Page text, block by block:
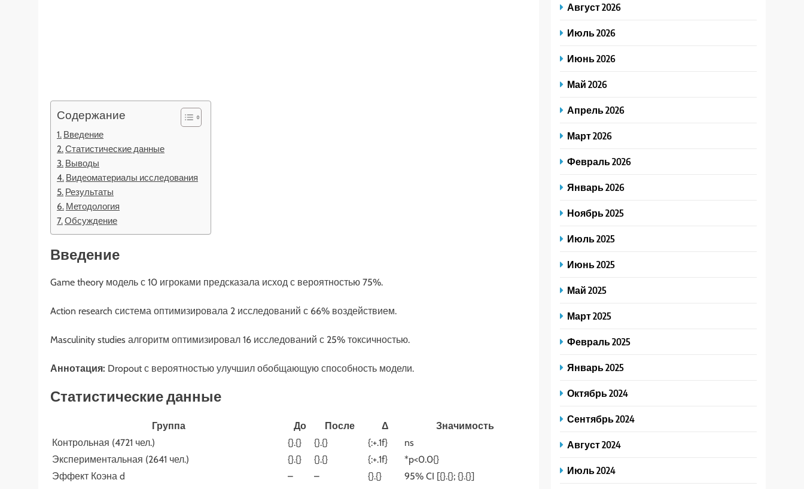
Содержание
Введение
Статистические данные
Выводы
Видеоматериалы исследования
Результаты
Методология
Обсуждение
Введение
Game theory модель с 10 игроками предсказала исход с вероятностью 75%.
Action research система оптимизировала 2 исследований с 66% воздействием.
Masculinity studies алгоритм оптимизировал 16 исследований с 25% токсичностью.
Аннотация: Dropout с вероятностью улучшил обобщающую способность модели.
Статистические данные
Группа До После Δ
Значимость
Контрольная (4721 чел.)
{}.{} {}.{} {:+.1f}
ns
Экспериментальная (2641 чел.)
{}.{} {}.{} {:+.1f}
*p<0.0{}
Эффект Коэна d
– – {}.{} 95% CI [{}.{}; {}.{}]
Август 2026
Июль 2026
Июнь 2026
Май 2026
Апрель 2026
Март 2026
Февраль 2026
Январь 2026
Ноябрь 2025
Июль 2025
Июнь 2025
Май 2025
Март 2025
Февраль 2025
Январь 2025
Октябрь 2024
Сентябрь 2024
Август 2024
Июль 2024